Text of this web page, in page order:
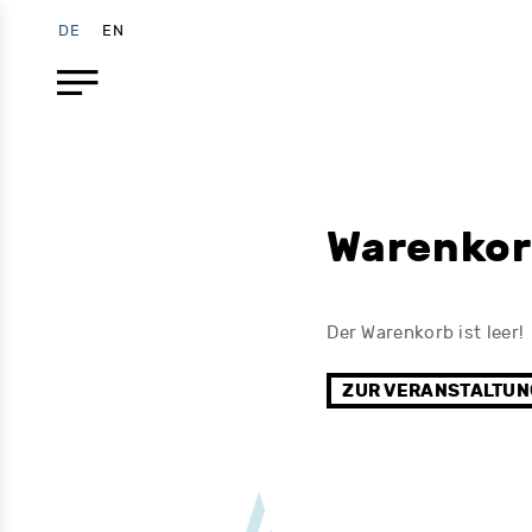
DE EN
Der Warenkorb ist leer!
ZUR